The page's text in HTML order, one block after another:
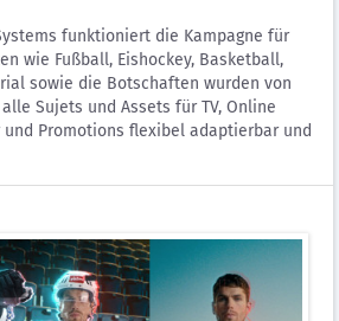
funktioniert die Kampagne für
wie Fußball, Eishockey, Basketball,
sowie die Botschaften wurden von
Sujets und Assets für TV, Online
Promotions flexibel adaptierbar und